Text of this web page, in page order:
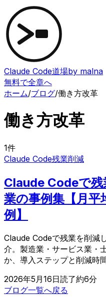
Claude Code道場by malna
無料で全章へ
ホーム/ブログ/働き方改革
働き方改革
1件
Claude Code残業削減
Claude Codeで
業の事例集【月
例】
Claude Codeで残業を削減
介。製造業・サービス業・
か、導入ステップと削減時
2026年5月16日読了約6分
ブログ一覧へ戻る